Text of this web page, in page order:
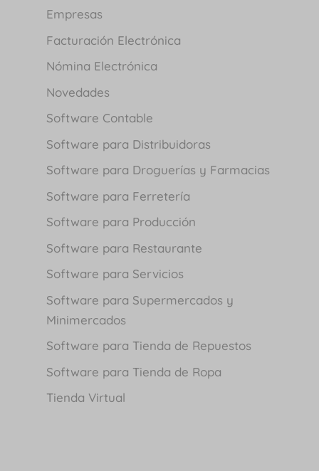
Empresas
Facturación Electrónica
Nómina Electrónica
Novedades
Software Contable
Software para Distribuidoras
Software para Droguerías y Farmacias
Software para Ferretería
Software para Producción
Software para Restaurante
Software para Servicios
Software para Supermercados y
Minimercados
Software para Tienda de Repuestos
Software para Tienda de Ropa
Tienda Virtual